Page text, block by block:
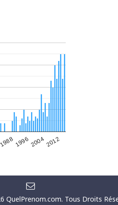
1988199620042012
QuelPrenom.com. Tous Droits